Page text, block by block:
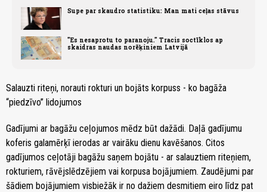
Supe par skaudro statistiku: Man mati ceļas stāvus
"Es nesaprotu to paranoju." Tracis soctīklos ap
skaidras naudas norēķiniem Latvijā
Salauzti riteņi, norauti rokturi un bojāts korpuss - ko bagāža
“piedzīvo” lidojumos
Gadījumi ar bagāžu ceļojumos mēdz būt dažādi. Daļā gadījumu
koferis galamērķī ierodas ar vairāku dienu kavēšanos. Citos
gadījumos ceļotāji bagāžu saņem bojātu - ar salauztiem riteņiem,
rokturiem, rāvējslēdzējiem vai korpusa bojājumiem. Zaudējumi par
šādiem bojājumiem visbiežāk ir no dažiem desmitiem eiro līdz pat